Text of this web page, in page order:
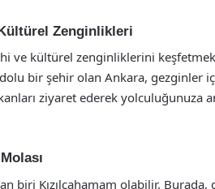
Kültürel Zenginlikleri
ve kültürel zenginliklerini
bir şehir olan Ankara, gezginler
ziyaret ederek yolculuğunuza
biri Kızılcahamam olabilir. Burada,